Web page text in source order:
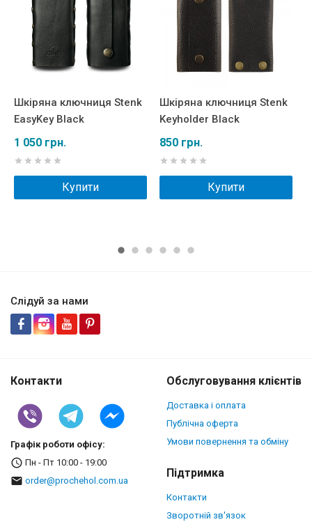
Шкіряна ключниця Stenk
EasyKey Black
1 050 грн.
Купити
Шкіряна ключниця Stenk
Keyholder Black
850 грн.
Купити
Слідуй за нами
Контакти
Графік роботи офісу:
Пн - Пт 10:00 - 19:00
order@prochehol.com.ua
Обслуговування клієнтів
Доставка і оплата
Публічна оферта
Умови повернення та обміну
Підтримка
Контакти
Зворотній зв'язок